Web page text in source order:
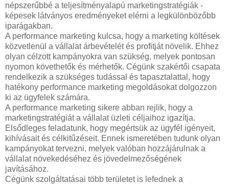
népszerűbbé a teljesítményalapú marketingstratégiák -
képesek látványos eredményeket elérni a legkülönbözőbb
iparágakban.
A performance marketing kulcsa, hogy a marketing költések
közvetlenül a vállalat árbevételét és profitját növelik. Ehhez
olyan célzott kampányokra van szükség, melyek pontosan
nyomon követhetők és mérhetők. Cégünk szakértői csapata
rendelkezik a szükséges tudással és tapasztalattal, hogy
hatékony performance marketing megoldásokat dolgozzon
ki az ügyfelek számára.
A performance marketing sikere abban rejlik, hogy a
marketingstratégiát a vállalat üzleti céljaihoz igazítja.
Elsődleges feladatunk, hogy megértsük az ügyfél igényeit,
kihívásait és célkitűzéseit. Ennek ismeretében tudunk olyan
kampányokat tervezni, melyek valóban hozzájárulnak a
vállalat növekedéséhez és jövedelmezőségének
javításához.
Cégünk szolgáltatásai több területet is lefednek a